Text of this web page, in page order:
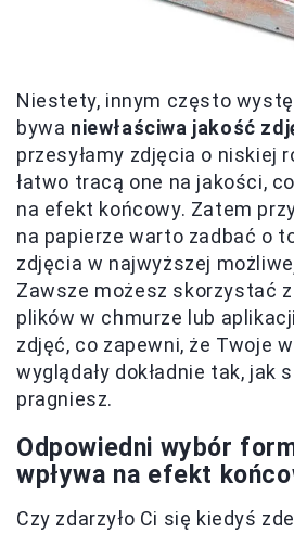
Niestety, innym często
bywa niewłaściwa jakość
przesyłamy zdjęcia o niskiej
łatwo tracą one na jakości,
na efekt końcowy. Zatem
na papierze warto zadbać o
zdjęcia w najwyższej
Zawsze możesz skorzystać
plików w chmurze lub
zdjęć, co zapewni, że Twoje
wyglądały dokładnie tak, jak
pragniesz.
Odpowiedni wybór
wpływa na efekt
Czy zdarzyło Ci się kiedyś